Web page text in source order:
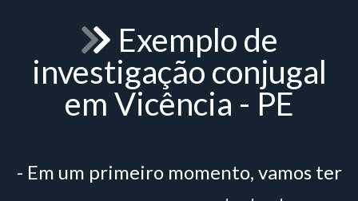
Exemplo de
investigação conjugal
em Vicência - PE
- Em um primeiro momento, vamos ter